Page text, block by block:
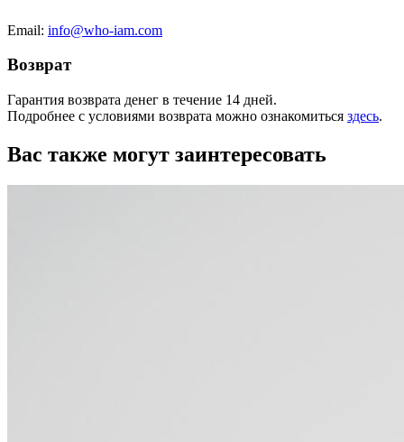
Email: info@who-iam.com
Возврат
Гарантия возврата денег в течение 14 дней.
Подробнее с условиями возврата можно ознакомиться здесь.
Вас также могут заинтересовать